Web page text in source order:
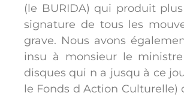
(le BURIDA) qui produit
signature de tous les
grave. Nous avons
insu à monsieur le
disques qui n a jusqu à ce
le Fonds d Action